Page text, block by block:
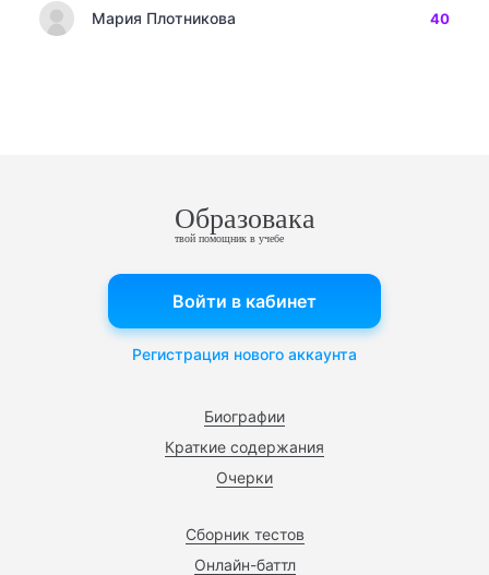
Мария Плотникова 40
Образовака
твой помощник в учебе
Биографии
Краткие содержания
Очерки
Сборник тестов
Онлайн-баттл
Войти в кабинет
Регистрация нового аккаунта